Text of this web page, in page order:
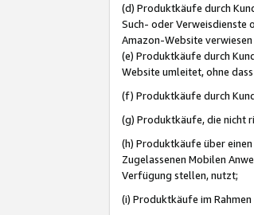
(d) Produktkäufe durch
Such- oder Verweisdienste
Amazon-Website
(e) Produktkäufe durch
Website umleitet, ohne
(f) Produktkäufe durch
(g) Produktkäufe, die nicht
(h) Produktkäufe über
Zugelassenen Mobilen
Verfügung stellen, nutzt;
(i) Produktkäufe im